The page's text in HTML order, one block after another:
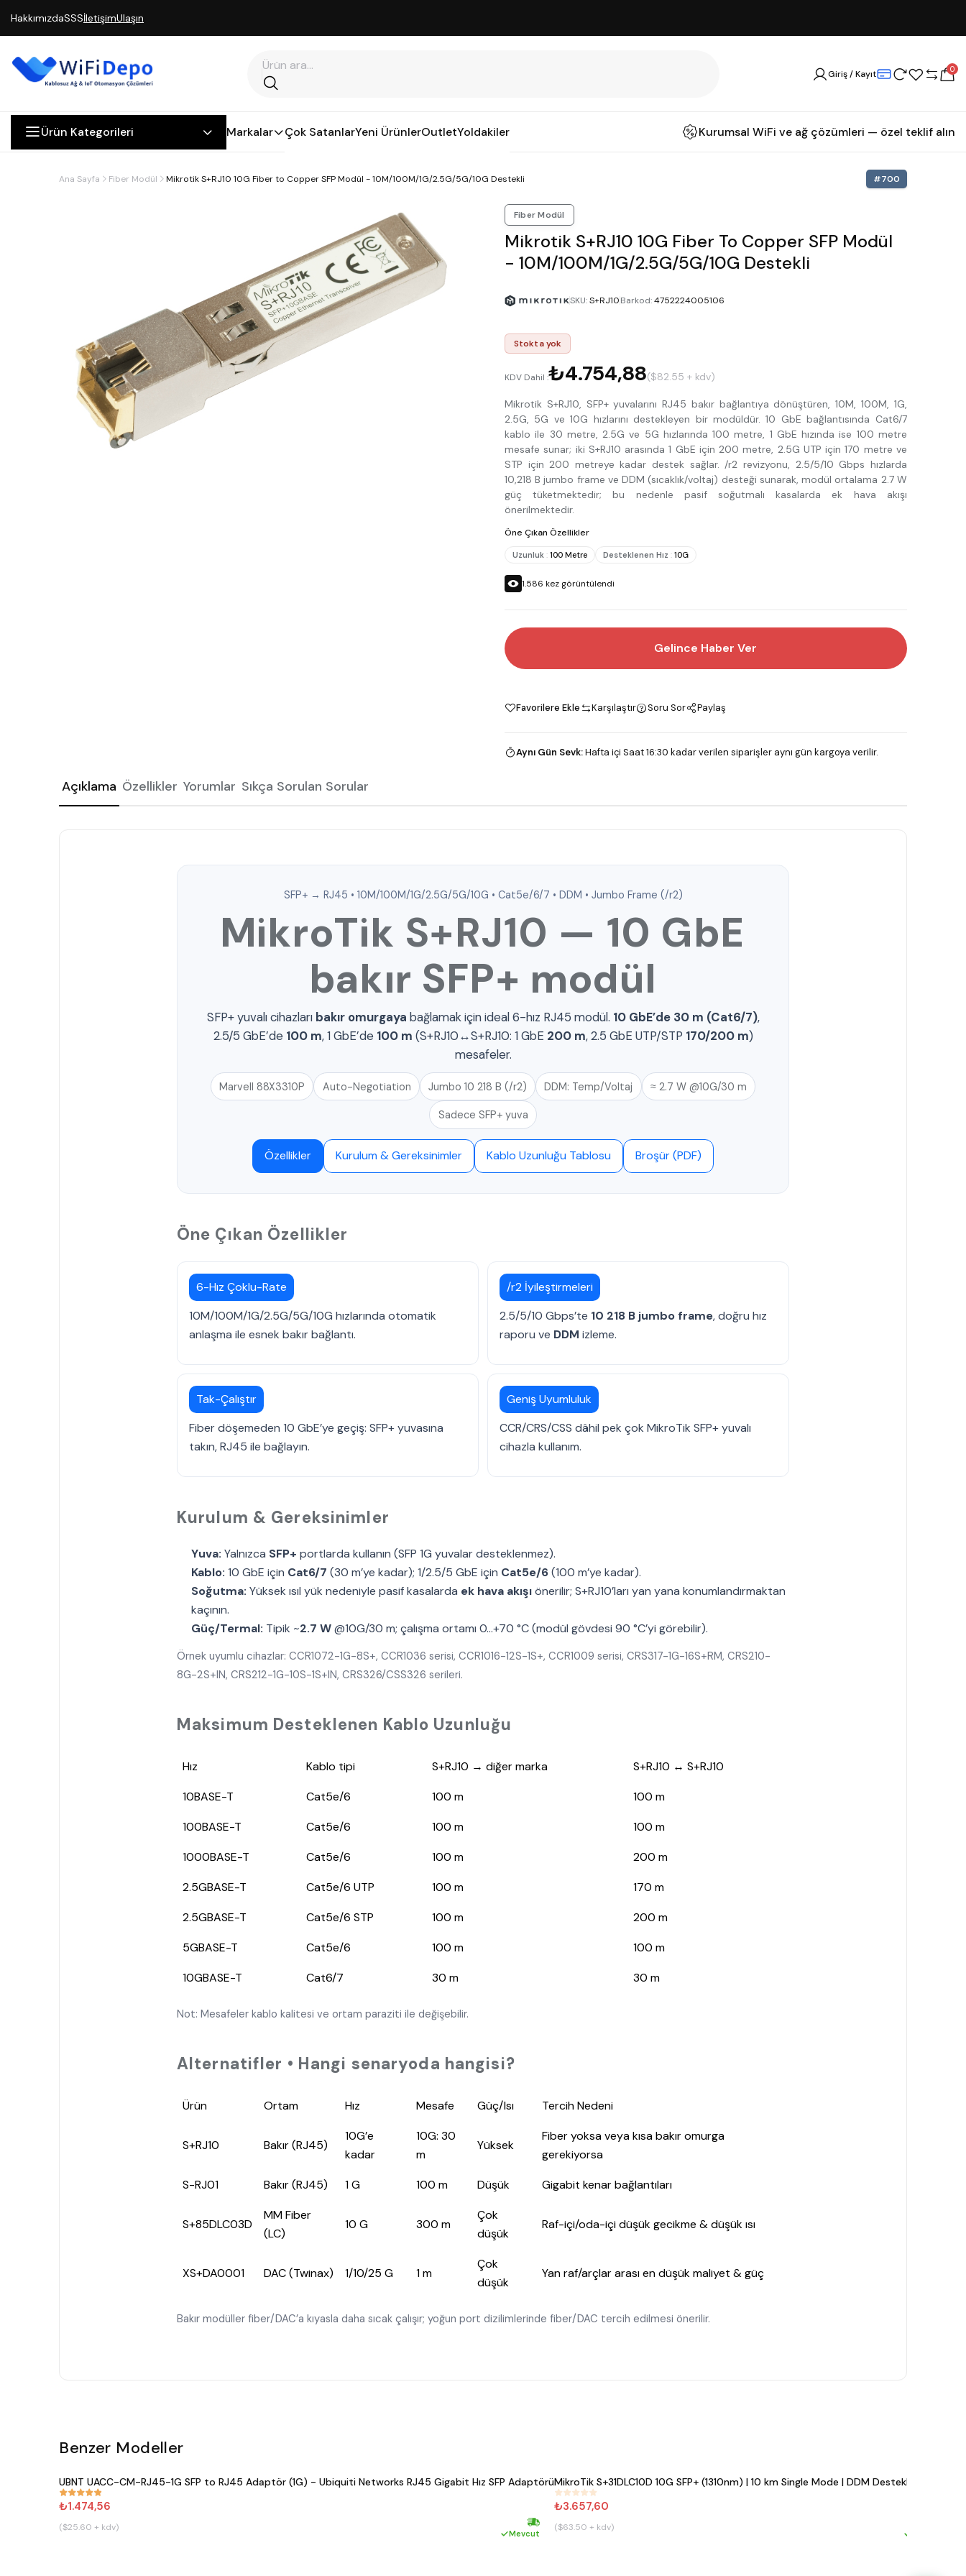
HakkımızdaSSSİletişimUlaşın
Giriş / Kayıt 0
Ürün Kategorileri Markalar Çok SatanlarYeni ÜrünlerOutletYoldakiler Kurumsal WiFi ve ağ çözümleri — özel teklif alın
Ana Sayfa Fiber Modül Mikrotik S+RJ10 10G Fiber to Copper SFP Modül - 10M/100M/1G/2.5G/5G/10G Destekli #700
Fiber Modül
Mikrotik S+RJ10 10G Fiber To Copper SFP Modül
- 10M/100M/1G/2.5G/5G/10G Destekli
SKU:S+RJ10Barkod:4752224005106
Stokta yok
KDV Dahil :₺4.754,88($82.55 + kdv)
Mikrotik S+RJ10, SFP+ yuvalarını RJ45 bakır bağlantıya dönüştüren, 10M, 100M, 1G,
2.5G, 5G ve 10G hızlarını destekleyen bir modüldür. 10 GbE bağlantısında Cat6/7
kablo ile 30 metre, 2.5G ve 5G hızlarında 100 metre, 1 GbE hızında ise 100 metre
mesafe sunar; iki S+RJ10 arasında 1 GbE için 200 metre, 2.5G UTP için 170 metre ve
STP için 200 metreye kadar destek sağlar. /r2 revizyonu, 2.5/5/10 Gbps hızlarda
10,218 B jumbo frame ve DDM (sıcaklık/voltaj) desteği sunarak, modül ortalama 2.7 W
güç tüketmektedir; bu nedenle pasif soğutmalı kasalarda ek hava akışı
önerilmektedir.
Öne Çıkan Özellikler
Uzunluk : 100 Metre Desteklenen Hız : 10G
1.586 kez görüntülendi
Gelince Haber Ver
Favorilere Ekle Karşılaştır Soru Sor Paylaş
Aynı Gün Sevk:Hafta içi Saat 16:30 kadar verilen siparişler aynı gün kargoya verilir.
Açıklama Özellikler Yorumlar Sıkça Sorulan Sorular
SFP+ → RJ45 • 10M/100M/1G/2.5G/5G/10G • Cat5e/6/7 • DDM • Jumbo Frame (/r2)
MikroTik S+RJ10 — 10 GbE
bakır SFP+ modül
SFP+ yuvalı cihazları bakır omurgaya bağlamak için ideal 6-hız RJ45 modül. 10 GbE’de 30 m (Cat6/7),
2.5/5 GbE’de 100 m, 1 GbE’de 100 m (S+RJ10↔S+RJ10: 1 GbE 200 m, 2.5 GbE UTP/STP 170/200 m)
mesafeler.
Marvell 88X3310P Auto-Negotiation Jumbo 10 218 B (/r2) DDM: Temp/Voltaj ≈ 2.7 W @10G/30 m
Sadece SFP+ yuva
Özellikler Kurulum & Gereksinimler Kablo Uzunluğu Tablosu Broşür (PDF)
Öne Çıkan Özellikler
6-Hız Çoklu-Rate
10M/100M/1G/2.5G/5G/10G hızlarında otomatik
anlaşma ile esnek bakır bağlantı.
/r2 İyileştirmeleri
2.5/5/10 Gbps’te 10 218 B jumbo frame, doğru hız
raporu ve DDM izleme.
Tak-Çalıştır
Fiber döşemeden 10 GbE’ye geçiş: SFP+ yuvasına
takın, RJ45 ile bağlayın.
Geniş Uyumluluk
CCR/CRS/CSS dâhil pek çok MikroTik SFP+ yuvalı
cihazla kullanım.
Kurulum & Gereksinimler
Yuva: Yalnızca SFP+ portlarda kullanın (SFP 1G yuvalar desteklenmez).
Kablo: 10 GbE için Cat6/7 (30 m’ye kadar); 1/2.5/5 GbE için Cat5e/6(100 m’ye kadar).
Soğutma: Yüksek ısıl yük nedeniyle pasif kasalarda ek hava akışıönerilir; S+RJ10’ları yan yana konumlandırmaktan
kaçının.
Güç/Termal: Tipik ~2.7 W@10G/30 m; çalışma ortamı 0…+70 °C (modül gövdesi 90 °C’yi görebilir).
Örnek uyumlu cihazlar: CCR1072-1G-8S+, CCR1036 serisi, CCR1016-12S-1S+, CCR1009 serisi, CRS317-1G-16S+RM, CRS210-
8G-2S+IN, CRS212-1G-10S-1S+IN, CRS326/CSS326 serileri.
Maksimum Desteklenen Kablo Uzunluğu
Hız Kablo tipi S+RJ10 → diğer marka
S+RJ10 ↔ S+RJ10
10BASE-T
Cat5e/6 100 m
100 m
100BASE-T
Cat5e/6 100 m
100 m
1000BASE-T
Cat5e/6 100 m
200 m
2.5GBASE-T
Cat5e/6 UTP 100 m
170 m
2.5GBASE-T
Cat5e/6 STP 100 m
200 m
5GBASE-T
Cat5e/6 100 m
100 m
10GBASE-T
Cat6/7 30 m 30 m
Not: Mesafeler kablo kalitesi ve ortam paraziti ile değişebilir.
Alternatifler • Hangi senaryoda hangisi?
Ürün Ortam Hız Mesafe Güç/Isı Tercih Nedeni
S+RJ10 Bakır (RJ45)
10G’e
kadar
10G: 30
m
Yüksek
Fiber yoksa veya kısa bakır omurga
gerekiyorsa
S-RJ01
Bakır (RJ45) 1 G 100 m Düşük Gigabit kenar bağlantıları
S+85DLC03D
MM Fiber
(LC)
10 G 300 m
Çok
düşük
Raf-içi/oda-içi düşük gecikme & düşük ısı
XS+DA0001 DAC (Twinax) 1/10/25 G 1 m
Çok
düşük
Yan raf/arçlar arası en düşük maliyet & güç
Bakır modüller fiber/DAC’a kıyasla daha sıcak çalışır; yoğun port dizilimlerinde fiber/DAC tercih edilmesi önerilir.
Benzer Modeller
#809
UBNT UACC-CM-RJ45-1G SFP to RJ45 Adaptör (1G) - Ubiquiti Networks RJ45 Gigabit Hız SFP Adaptörü
₺1.474,56
($25.60 + kdv) Hızlı kargo
Mevcut
#799
MikroTik S+31DLC10D 10G SFP+ (1310nm) | 10 km Single Mode | DDM Destekli LC Modül
₺3.657,60
($63.50 + kdv)